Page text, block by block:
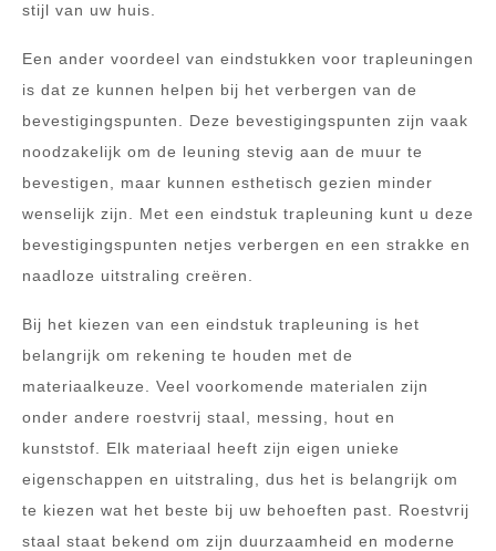
stijl van uw huis.
Een ander voordeel van eindstukken voor trapleuningen
is dat ze kunnen helpen bij het verbergen van de
bevestigingspunten. Deze bevestigingspunten zijn vaak
noodzakelijk om de leuning stevig aan de muur te
bevestigen, maar kunnen esthetisch gezien minder
wenselijk zijn. Met een eindstuk trapleuning kunt u deze
bevestigingspunten netjes verbergen en een strakke en
naadloze uitstraling creëren.
Bij het kiezen van een eindstuk trapleuning is het
belangrijk om rekening te houden met de
materiaalkeuze. Veel voorkomende materialen zijn
onder andere roestvrij staal, messing, hout en
kunststof. Elk materiaal heeft zijn eigen unieke
eigenschappen en uitstraling, dus het is belangrijk om
te kiezen wat het beste bij uw behoeften past. Roestvrij
staal staat bekend om zijn duurzaamheid en moderne